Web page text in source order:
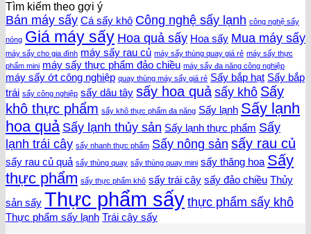
Tìm kiếm theo gợi ý
Bán máy sấy Cá sấy khô Công nghệ sấy lạnh công nghệ sấy
nóng Giá máy sấy Hoa quả sấy Hoa sấy Mua máy sấy
máy sấy cho gia đình máy sấy rau củ máy sấy thùng quay giá rẻ máy sấy thực
phẩm mini máy sấy thực phẩm đảo chiều máy sấy đa năng công nghiệp
máy sấy ớt công nghiệp quay thùng máy sấy giá rẻ Sấy bắp hạt Sấy bắp
trái sấy công nghiệp sấy dâu tây sấy hoa quả sấy khô Sấy
khô thực phẩm sấy khô thực phẩm đa năng Sấy lạnh Sấy lạnh
hoa quả Sấy lạnh thủy sản Sấy lạnh thực phẩm Sấy
lạnh trái cây sấy nhanh thực phẩm Sấy nông sản sấy rau củ
sấy rau củ quả sấy thùng quay sấy thùng quay mini sấy thăng hoa Sấy
thực phẩm sấy thực phẩm khô sấy trái cây sấy đảo chiều Thủy
sản sấy Thực phẩm sấy thực phẩm sấy khô
Thực phẩm sấy lạnh Trái cây sấy